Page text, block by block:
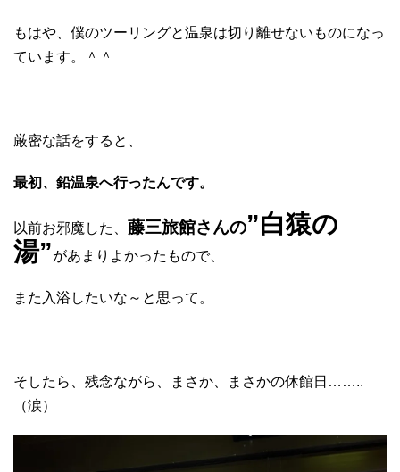
もはや、僕のツーリングと温泉は切り離せないものになっ
ています。＾＾
厳密な話をすると、
最初、鉛温泉へ行ったんです。
以前お邪魔した、 藤三旅館さんの”白猿の
湯”があまりよかったもので、
また入浴したいな～と思って。
そしたら、残念ながら、まさか、まさかの休館日……..
（涙）